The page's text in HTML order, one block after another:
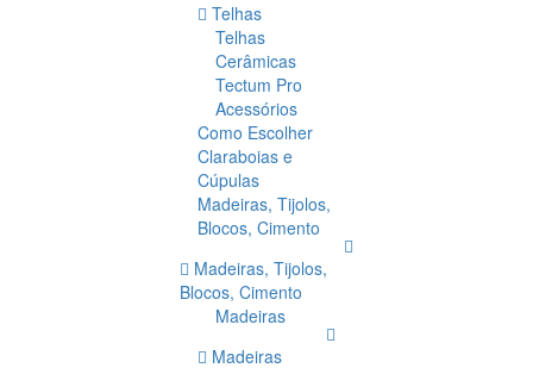
Telhas
Telhas
Cerâmicas
Tectum Pro
Acessórios
Como Escolher
Claraboias e
Cúpulas
Madeiras, Tijolos,
Blocos, Cimento
Madeiras, Tijolos,
Blocos, Cimento
Madeiras
Madeiras